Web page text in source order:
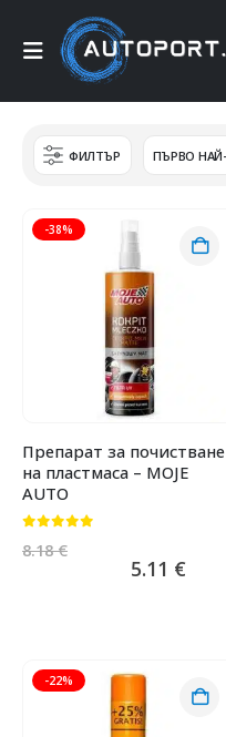
ФИЛТЪР
-38%
Препарат за почистване
на пластмаса – MOJE
AUTO
8.18€
5.11 €
-22%